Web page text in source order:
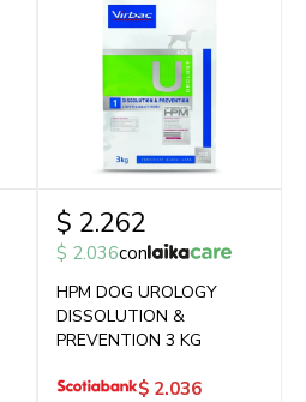
$ 2.262
$ 2.036con
HPM DOG UROLOGY
DISSOLUTION &
PREVENTION 3 KG
$ 2.036